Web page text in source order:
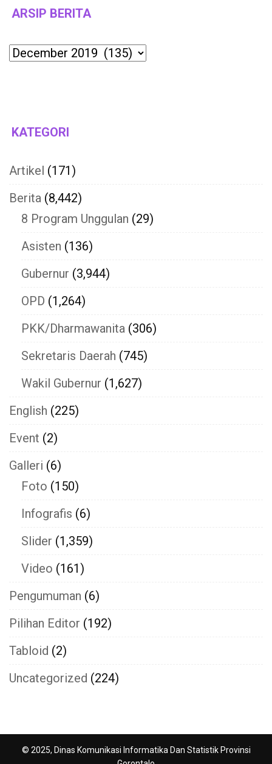
ARSIP BERITA
Archives
KATEGORI
Artikel (171)
Berita (8,442)
8 Program Unggulan (29)
Asisten (136)
Gubernur (3,944)
OPD (1,264)
PKK/Dharmawanita (306)
Sekretaris Daerah (745)
Wakil Gubernur (1,627)
English (225)
Event (2)
Galleri (6)
Foto (150)
Infografis (6)
Slider (1,359)
Video (161)
Pengumuman (6)
Pilihan Editor (192)
Tabloid (2)
Uncategorized (224)
© 2025, Dinas Komunikasi Informatika Dan Statistik Provinsi